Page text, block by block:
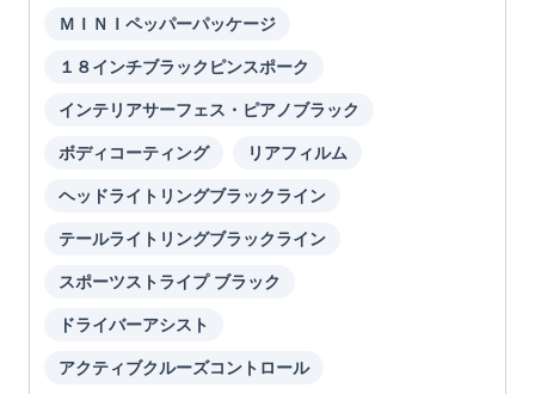
ＭＩＮＩペッパーパッケージ
１８インチブラックピンスポーク
インテリアサーフェス・ピアノブラック
ボディコーティング リアフィルム
ヘッドライトリングブラックライン
テールライトリングブラックライン
スポーツストライプ ブラック
ドライバーアシスト
アクティブクルーズコントロール